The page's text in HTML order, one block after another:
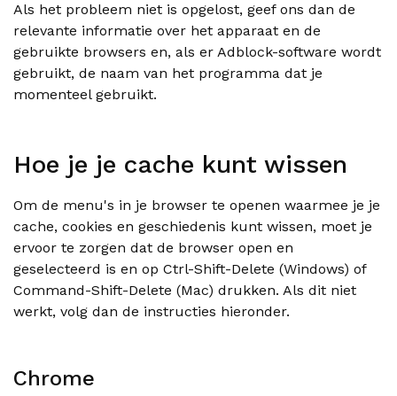
Als het probleem niet is opgelost, geef ons dan de
relevante informatie over het apparaat en de
gebruikte browsers en, als er Adblock-software wordt
gebruikt, de naam van het programma dat je
momenteel gebruikt.
Hoe je je cache kunt wissen
Om de menu's in je browser te openen waarmee je je
cache, cookies en geschiedenis kunt wissen, moet je
ervoor te zorgen dat de browser open en
geselecteerd is en op Ctrl-Shift-Delete (Windows) of
Command-Shift-Delete (Mac) drukken. Als dit niet
werkt, volg dan de instructies hieronder.
Chrome